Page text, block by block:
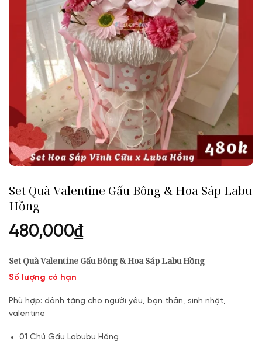
Set Quà Valentine Gấu Bông & Hoa Sáp Labu
Hồng
480,000₫
Set Quà Valentine Gấu Bông & Hoa Sáp Labu Hồng
Số lượng có hạn
Phù hợp: dành tặng cho người yêu, bạn thân, sinh nhật,
valentine
01 Chú Gấu Labubu Hồng